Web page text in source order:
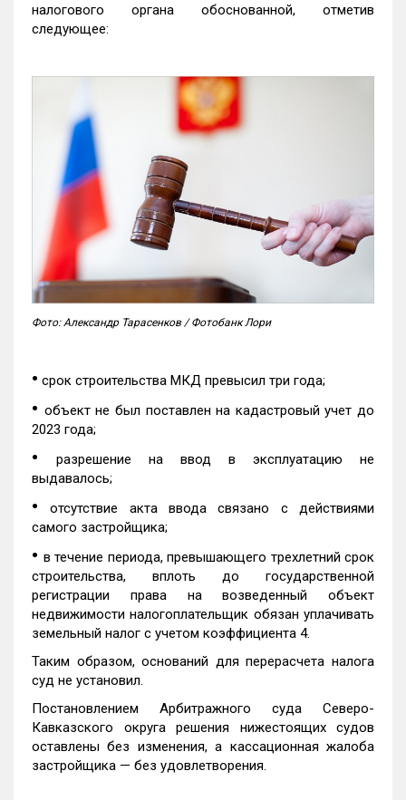
налогового органа обоснованной, отметив
следующее:
Фото: Александр Тарасенков / Фотобанк Лори
• срок строительства МКД превысил три года;
• объект не был поставлен на кадастровый учет до
2023 года;
•
разрешение на ввод в эксплуатацию не
выдавалось;
•отсутствие акта ввода связано с действиями
самого застройщика;
• в течение периода, превышающего трехлетний срок
строительства, вплоть до государственной
регистрации права на возведенный объект
недвижимости налогоплательщик обязан уплачивать
земельный налог с учетом коэффициента 4.
Таким образом, оснований для перерасчета налога
суд не установил.
Постановлением Арбитражного суда Северо-
Кавказского округа решения нижестоящих судов
оставлены без изменения, а кассационная жалоба
застройщика — без удовлетворения.